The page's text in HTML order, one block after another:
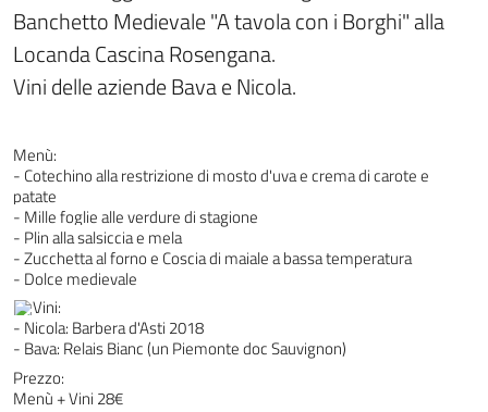
Banchetto Medievale "A tavola con i Borghi" alla
Locanda Cascina Rosengana.
Vini delle aziende Bava e Nicola.
Menù:
- Cotechino alla restrizione di mosto d'uva e crema di carote e
patate
- Mille foglie alle verdure di stagione
- Plin alla salsiccia e mela
- Zucchetta al forno e Coscia di maiale a bassa temperatura
- Dolce medievale
Vini:
- Nicola: Barbera d'Asti 2018
- Bava: Relais Bianc (un Piemonte doc Sauvignon)
Prezzo:
Menù + Vini 28€